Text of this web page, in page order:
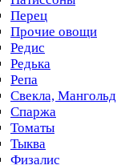
Перец
Прочие овощи
Редис
Редька
Репа
Свекла, Мангольд
Спаржа
Томаты
Тыква
Физалис